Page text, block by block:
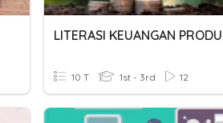
10 T 1st - 3rd 12